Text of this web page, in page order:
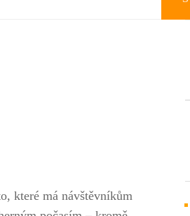
které má návštěvníkům